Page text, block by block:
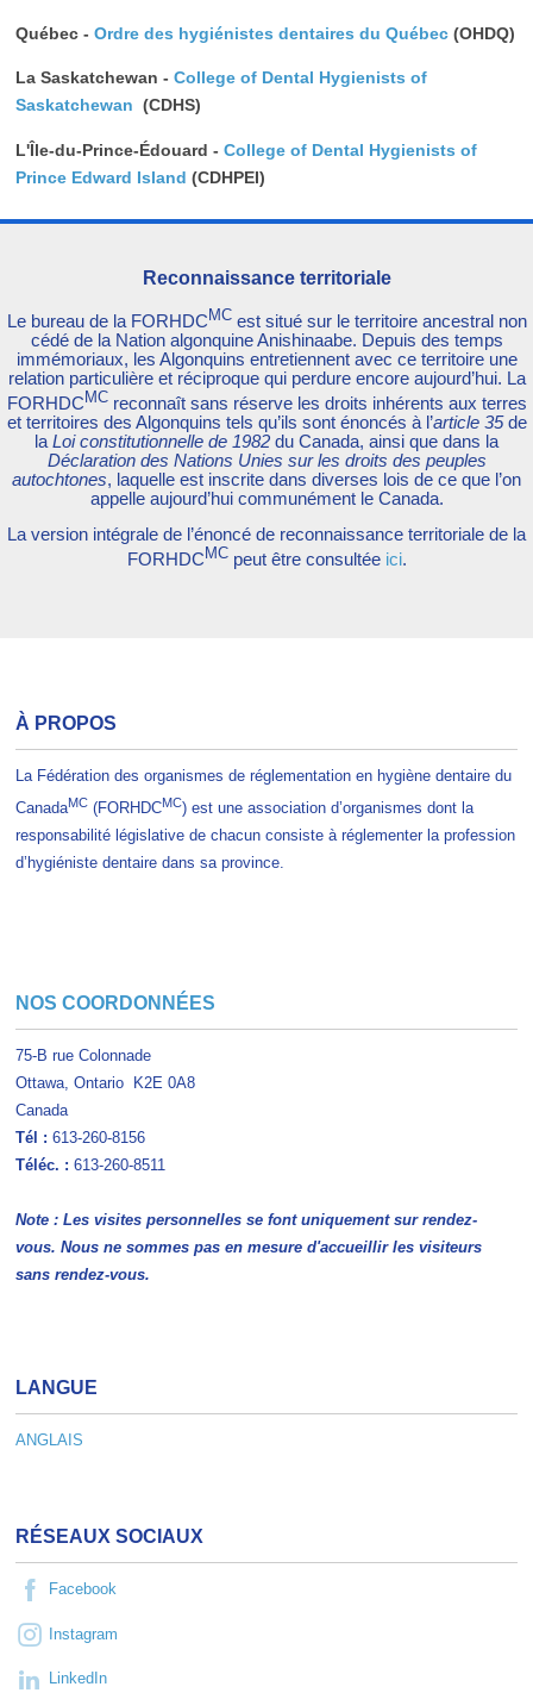
Québec -Ordre des hygiénistes dentaires du Québec (OHDQ)
La Saskatchewan -College of Dental Hygienists of
Saskatchewan (CDHS)
L'Île-du-Prince-Édouard -College of Dental Hygienists of
Prince Edward Island (CDHPEI)
Reconnaissance territoriale
Le bureau de la FORHDCMCest situé sur le territoire ancestral non
cédé de la Nation algonquine Anishinaabe. Depuis des temps
immémoriaux, les Algonquins entretiennent avec ce territoire une
relation particulière et réciproque qui perdure encore aujourd’hui. La
FORHDCMCreconnaît sans réserve les droits inhérents aux terres
et territoires des Algonquins tels qu’ils sont énoncés à l’article 35de
la Loi constitutionnelle de 1982 du Canada, ainsi que dans la
Déclaration des Nations Unies sur les droits des peuples
autochtones, laquelle est inscrite dans diverses lois de ce que l’on
appelle aujourd’hui communément le Canada.
La version intégrale de l’énoncé de reconnaissance territoriale de la
FORHDC MCpeut être consultée ici.
À PROPOS
La Fédération des organismes de réglementation en hygiène dentaire du
CanadaMC (FORHDCMC) est une association d’organismes dont la
responsabilité législative de chacun consiste à réglementer la profession
d’hygiéniste dentaire dans sa province.
NOS COORDONNÉES
75-B rue Colonnade
Ottawa, Ontario K2E 0A8
Canada
Tél : 613-260-8156
Téléc. : 613-260-8511
Note : Les visites personnelles se font uniquement sur rendez-
vous. Nous ne sommes pas en mesure d'accueillir les visiteurs
sans rendez-vous.
LANGUE
ANGLAIS
RÉSEAUX SOCIAUX
Facebook
Instagram
LinkedIn